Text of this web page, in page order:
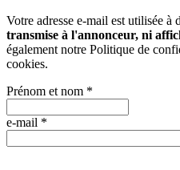
Votre adresse e-mail est utilisée à
transmise à l'annonceur, ni
également notre Politique de
cookies.
Prénom et nom *
e-mail *